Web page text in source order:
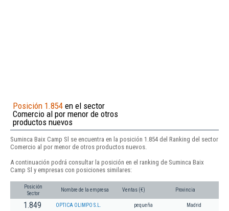
Posición 1.854 en el sector
Comercio al por menor de otros
productos nuevos
Suminca Baix Camp Sl se encuentra en la posición 1.854 del Ranking del sector
Comercio al por menor de otros productos nuevos.
A continuación podrá consultar la posición en el ranking de Suminca Baix
Camp Sl y empresas con posiciones similares:
Posición
Sector
Nombre de la empresa Ventas (€) Provincia
1.849 OPTICA OLIMPO S.L. pequeña Madrid